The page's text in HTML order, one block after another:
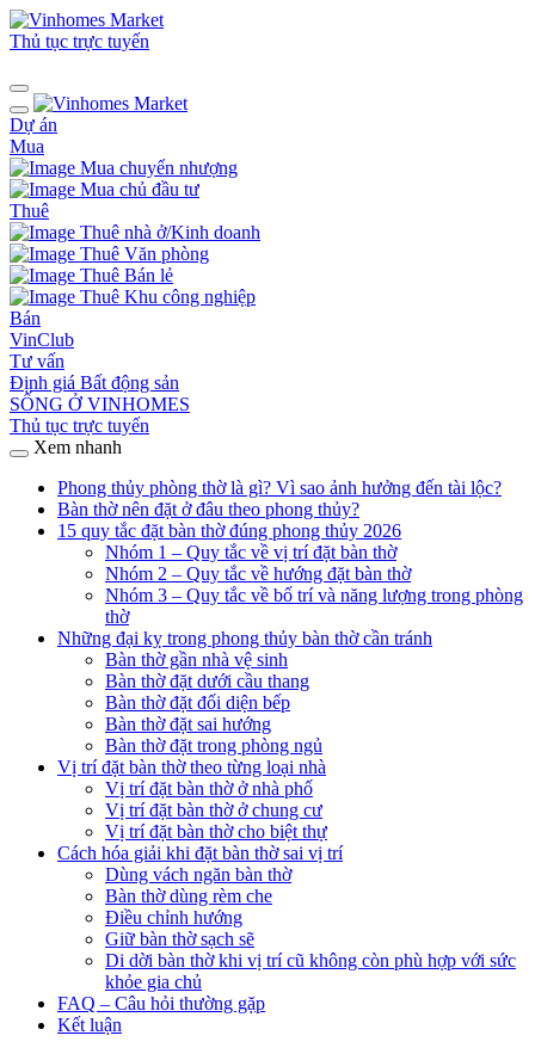
Thủ tục trực tuyến
Dự án
Mua
Mua chuyển nhượng
Mua chủ đầu tư
Thuê
Thuê nhà ở/Kinh doanh
Thuê Văn phòng
Thuê Bán lẻ
Thuê Khu công nghiệp
Bán
VinClub
Tư vấn
Định giá Bất động sản
SỐNG Ở VINHOMES
Thủ tục trực tuyến
Xem nhanh
Phong thủy phòng thờ là gì? Vì sao ảnh hưởng đến tài lộc?
Bàn thờ nên đặt ở đâu theo phong thủy?
15 quy tắc đặt bàn thờ đúng phong thủy 2026
Nhóm 1 – Quy tắc về vị trí đặt bàn thờ
Nhóm 2 – Quy tắc về hướng đặt bàn thờ
Nhóm 3 – Quy tắc về bố trí và năng lượng trong phòng
thờ
Những đại kỵ trong phong thủy bàn thờ cần tránh
Bàn thờ gần nhà vệ sinh
Bàn thờ đặt dưới cầu thang
Bàn thờ đặt đối diện bếp
Bàn thờ đặt sai hướng
Bàn thờ đặt trong phòng ngủ
Vị trí đặt bàn thờ theo từng loại nhà
Vị trí đặt bàn thờ ở nhà phố
Vị trí đặt bàn thờ ở chung cư
Vị trí đặt bàn thờ cho biệt thự
Cách hóa giải khi đặt bàn thờ sai vị trí
Dùng vách ngăn bàn thờ
Bàn thờ dùng rèm che
Điều chỉnh hướng
Giữ bàn thờ sạch sẽ
Di dời bàn thờ khi vị trí cũ không còn phù hợp với sức
khỏe gia chủ
FAQ – Câu hỏi thường gặp
Kết luận